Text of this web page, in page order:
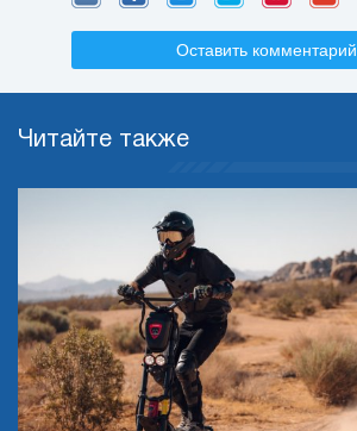
Оставить комментарий
Читайте также